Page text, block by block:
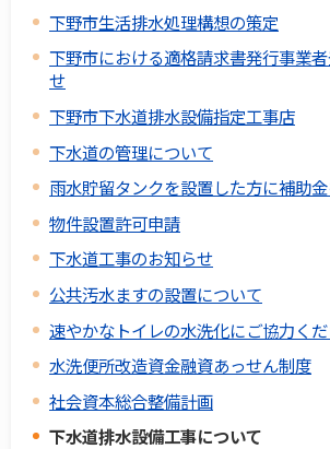
下野市生活排水処理構想の策定
下野市における適格請求書発行事業
せ
下野市下水道排水設備指定工事店
下水道の管理について
雨水貯留タンクを設置した方に補助
物件設置許可申請
下水道工事のお知らせ
公共汚水ますの設置について
速やかなトイレの水洗化にご協力く
水洗便所改造資金融資あっせん制度
社会資本総合整備計画
下水道排水設備工事について